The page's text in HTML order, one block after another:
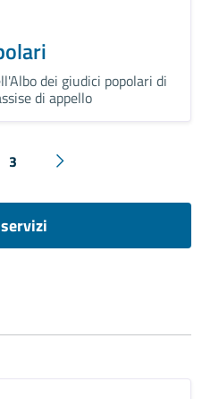
dei giudici popolari di
di appello
3